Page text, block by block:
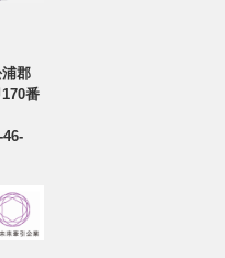
郡
番